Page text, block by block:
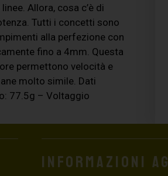
Allora, cosa c’è di
Tutti i concetti sono
alla perfezione con
fino a 4mm. Questa
permettono velocità e
molto simile. Dati
77.5g – Voltaggio
Informazioni